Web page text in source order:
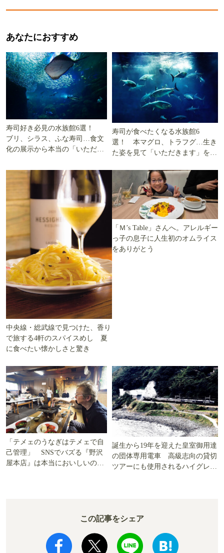
あなたにおすすめ
寿司好き必見の水族館6選！
ブリ、シラス、ふな寿司…食文
化の展示から本当の「いただき
寿司が食べたくなる水族館6
選！ 本マグロ、トラフグ…生き
た姿を見て「いただきます」を考
中央線・総武線で見つけた、香り
で旅する4軒のスパイスめし 夏
に食べたい懐かしさと驚き
「Ｍ’s Table」さんへ。アレルギー
っ子の息子に人生初のオムライス
をありがとう
「テメェのうなぎはテメェで自
己管理」 SNSでバズる『野沢
屋本店』は本当においしいの
誕生から19年を迎えた皇室御用達
の団体専用電車 高級志向の貸切
ツアーにも使用されるハイグレー
この記事をシェア